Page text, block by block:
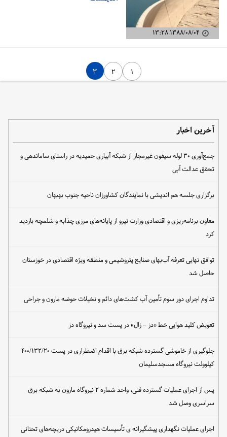
۱۳۸۸/۰۸/۰۴ ۱۳:۲۸
۱ ۲ ۳
آخرین اخبار
جمع‌آوری ۳۰ لوله سیفون غیرمجاز از شبکه آبیاری حمیدیه در راستای ساماندهی و
تحقق عدالت آبی
برگزاری جلسه هم اندیشی با نمایندگان کشاورزان ناحیه جنوب بهبهان
معاون برنامه‌ریزی و اقتصادی وزارت نیرو از پایانه‌های مرزی چذابه و شلمچه بازدید
کرد
توافق نهایی تعرفه آب‌بهای صنایع پتروشیمی و منطقه ویژه اقتصادی در خوزستان
حاصل شد
تداوم اجرای دور سوم تأمین آب کشت‌های دائم و نخیلات حوضه مارون و جراحی
تعویض کلید هوایی خط «دز – زال» در پست سد و نیروگاه دز
جلوگیری از خاموشی گسترده شبکه برق با اقدام اضطراری در پست ۴۰۰/۱۳۲/۲۰
کیلوولت نیروگاه مسجدسلیمان
پس از اجرای عملیات گسترده فنی، واحد شماره ۲ نیروگاه مارون به شبکه برق
سراسری وصل شد
اجرای عملیات نگهداری پیشگیرانه ی تأسیسات هیدرومکانیکی دریچه‌های تحتانی